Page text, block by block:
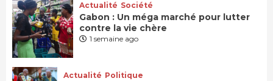
Actualité Société
Gabon : Un méga marché pour lutter
contre la vie chère
1 semaine ago
Actualité Politique